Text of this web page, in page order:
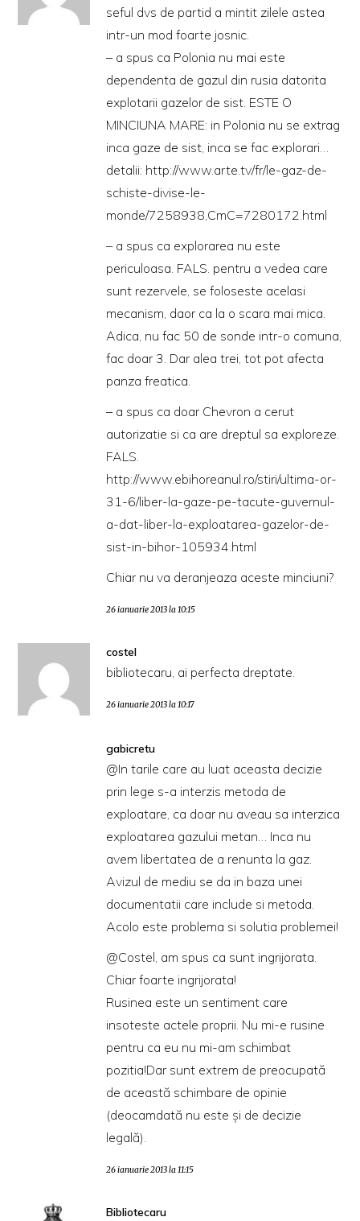
seful dvs de partid a mintit zilele astea
intr-un mod foarte josnic.
– a spus ca Polonia nu mai este
dependenta de gazul din rusia datorita
explotarii gazelor de sist. ESTE O
MINCIUNA MARE: in Polonia nu se extrag
inca gaze de sist, inca se fac explorari…
detalii: http://www.arte.tv/fr/le-gaz-de-
schiste-divise-le-
monde/7258938,CmC=7280172.html
– a spus ca explorarea nu este
periculoasa. FALS. pentru a vedea care
sunt rezervele, se foloseste acelasi
mecanism, daor ca la o scara mai mica.
Adica, nu fac 50 de sonde intr-o comuna,
fac doar 3. Dar alea trei, tot pot afecta
panza freatica.
– a spus ca doar Chevron a cerut
autorizatie si ca are dreptul sa exploreze.
FALS.
http://www.ebihoreanul.ro/stiri/ultima-or-
31-6/liber-la-gaze-pe-tacute-guvernul-
a-dat-liber-la-exploatarea-gazelor-de-
sist-in-bihor-105934.html
Chiar nu va deranjeaza aceste minciuni?
26 ianuarie 2013 la 10:15
costel
bibliotecaru, ai perfecta dreptate.
26 ianuarie 2013 la 10:17
gabicretu
@In tarile care au luat aceasta decizie
prin lege s-a interzis metoda de
exploatare, ca doar nu aveau sa interzica
exploatarea gazului metan… Inca nu
avem libertatea de a renunta la gaz.
Avizul de mediu se da in baza unei
documentatii care include si metoda.
Acolo este problema si solutia problemei!
@Costel, am spus ca sunt ingrijorata.
Chiar foarte ingrijorata!
Rusinea este un sentiment care
insoteste actele proprii. Nu mi-e rusine
pentru ca eu nu mi-am schimbat
pozitia!Dar sunt extrem de preocupată
de această schimbare de opinie
(deocamdată nu este și de decizie
legală).
26 ianuarie 2013 la 11:15
Bibliotecaru